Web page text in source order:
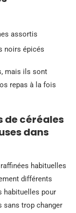
assortis
noirs épicés
mais ils sont
repas à la fois
de céréales
dans
habituelles
différents
habituelles pour
sans trop changer